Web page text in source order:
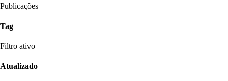
Publicações
Tag
Filtro ativo
Atualizado